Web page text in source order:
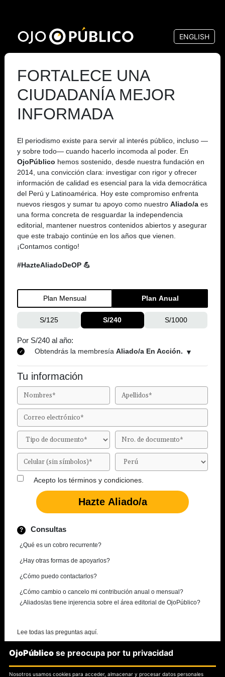
contenido
principal
ENGLISH
FORTALECE UNA
CIUDADANÍA MEJOR
INFORMADA
El periodismo existe para servir al interés público, incluso —
y sobre todo— cuando hacerlo incomoda al poder. En
OjoPúblico hemos sostenido, desde nuestra fundación en
2014, una convicción clara: investigar con rigor y ofrecer
información de calidad es esencial para la vida democrática
del Perú y Latinoamérica. Hoy este compromiso enfrenta
nuevos riesgos y sumar tu apoyo como nuestro Aliado/a es
una forma concreta de resguardar la independencia
editorial, mantener nuestros contenidos abiertos y asegurar
que este trabajo continúe en los años que vienen.
¡Contamos contigo!
#HazteAliadoDeOP 💪
Plan Mensual Plan Anual
S/125 S/240 S/1000
Por S/240 al año:
Obtendrás la membresía Aliado/a En Acción.
Tu información
Acepto los términos y condiciones.
Consultas
¿Qué es un cobro recurrente?
¿Hay otras formas de apoyarlos?
¿Cómo puedo contactarlos?
¿Cómo cambio o cancelo mi contribución anual o mensual?
¿Aliados/as tiene injerencia sobre el área editorial de OjoPúblico?
Lee todas las preguntas aquí.
¿Necesitas más información?
OjoPúblico se preocupa por tu privacidad
Nosotros usamos cookies para acceder, almacenar y procesar datos personales